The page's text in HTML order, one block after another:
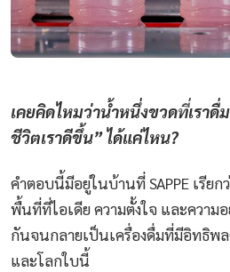
เคยคิดไหมว่าน้ำหนึ่งขวดที่เราดื่
ชีวิตเราดีขึ้น” ได้แค่ไหน?
คำตอบนี้มีอยู่ในบ้านที่ SAPPE เรีย
พื้นที่ที่ไอเดีย ความตั้งใจ และความ
กันจนกลายเป็นเครื่องดื่มที่มีอิทธิพ
และโลกใบนี้